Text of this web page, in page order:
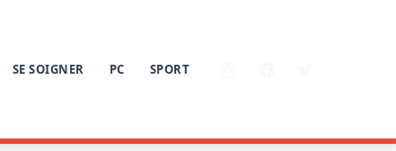
SE SOIGNER PC SPORT